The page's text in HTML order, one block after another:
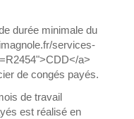
durée minimale du
services-
a>
de congés payés.
de travail
est réalisé en